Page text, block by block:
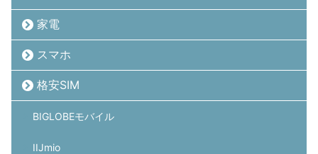
家電
スマホ
格安SIM
BIGLOBEモバイル
IIJmio